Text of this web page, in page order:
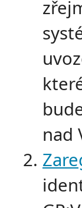
nad